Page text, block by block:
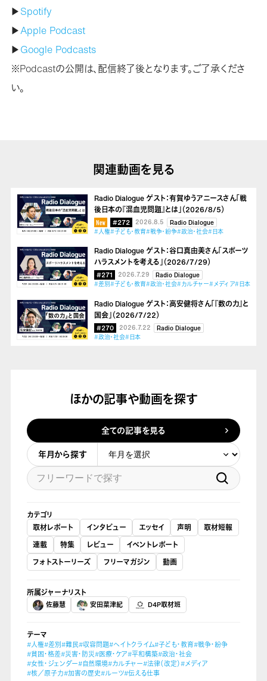
▶Spotify
▶Apple Podcast
▶Google Podcasts
※Podcastの公開は、配信終了後となります。ご了承くださ
い。
関連動画を見る
Radio Dialogue ゲスト：有賀ゆうアニースさん「戦
後日本の『混血児問題』とは」（2026/8/5）
#272 2026.8.5
Radio Dialogue
#人権#子ども・教育#戦争・紛争#政治・社会#日本
Radio Dialogue ゲスト：谷口真由美さん「スポーツ
ハラスメントを考える」（2026/7/29）
#271 2026.7.29
Radio Dialogue
#差別#子ども・教育#政治・社会#カルチャー#メディア#日本
Radio Dialogue ゲスト：高安健将さん「『数の力』と
国会」（2026/7/22）
#270 2026.7.22
Radio Dialogue
#政治・社会#日本
ほかの記事や動画を探す
全ての記事を見る
年月から探す
カテゴリ
取材レポート
インタビュー エッセイ 声明
取材短報
連載
特集 レビュー
イベントレポート
フォトストーリーズ
フリーマガジン 動画
所属ジャーナリスト
佐藤慧 安田菜津紀 D4P取材班
テーマ
#人権#差別#難民#収容問題#ヘイトクライム#子ども・教育#戦争・紛争
#貧困・格差#災害・防災#医療・ケア#平和構築#政治・社会
#女性・ジェンダー#自然環境#カルチャー#法律（改定）#メディア
#核／原子力#加害の歴史#ルーツ#伝える仕事